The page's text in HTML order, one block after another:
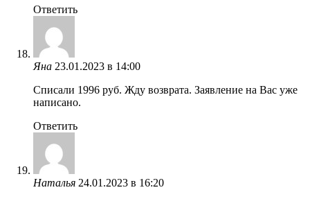
Ответить
Яна 23.01.2023 в 14:00
Списали 1996 руб. Жду возврата. Заявление на Вас уже
написано.
Ответить
Наталья 24.01.2023 в 16:20